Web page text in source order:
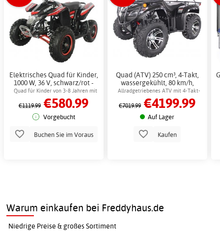
Elektrisches Quad für Kinder,
1000 W, 36 V, schwarz/rot -
ATV, 25 km/h,
Scheibenbremse +
Schlosskette
Quad für Kinder von 3-8 Jahren mit
leistungsstarkem Motor
€1119.99 €580.99
Vorgebucht
Buchen Sie im Voraus
Quad (ATV) 250 cm³, 4-Takt,
wassergekühlt, 80 km/h,
schwarz + Schlosskette
Allradgetriebenes ATV mit 4-Takt-
Motor
€7019.99 €4199.99
Auf Lager
Kaufen
Warum einkaufen bei Freddyhaus.de
Niedrige Preise & großes Sortiment